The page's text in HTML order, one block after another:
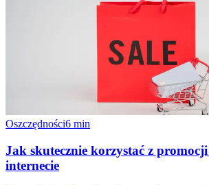
Oszczędności6 min
Jak skutecznie korzystać z
internecie